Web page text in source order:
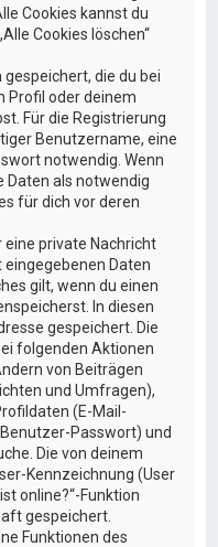
Cookies kannst du
Cookies löschen“
die du bei
Profil oder deinem
Für die Registrierung
Benutzername, eine
notwendig. Wenn
Daten als notwendig
für dich vor deren
eine private Nachricht
Daten
gilt, wenn du einen
In diesen
gespeichert. Die
folgenden Aktionen
von Beiträgen
und Umfragen),
(E-Mail-
Passwort) und
Die von deinem
Kennzeichnung (User
online?“-Funktion
gespeichert.
Funktionen des